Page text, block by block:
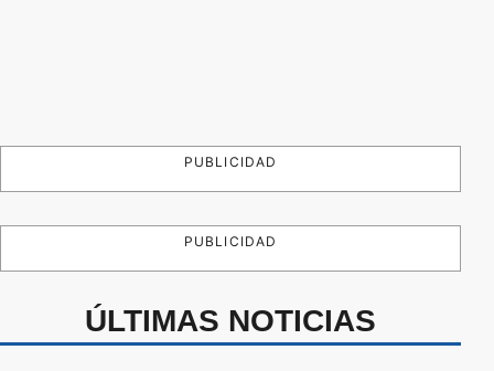
PUBLICIDAD
PUBLICIDAD
ÚLTIMAS NOTICIAS